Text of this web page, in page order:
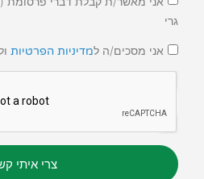
גרי
אני מסכים/ה למדיניות הפרטיות
צרי איתי